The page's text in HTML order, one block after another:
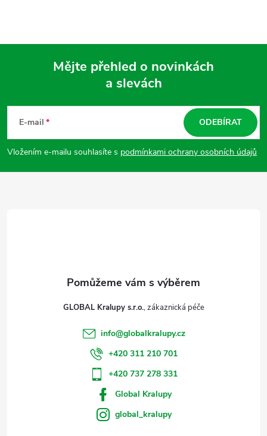
p
a
Mějte přehled o novinkách
a slevách
E-mail
Vložením e-mailu souhlasíte s podmínkami ochrany osobních údajů
ODEBÍRAT
GLOBAL Kralupy s.r.o.
info@globalkralupy.cz
+420 311 210 701
+420 737 278 331
Global Kralupy
global_kralupy